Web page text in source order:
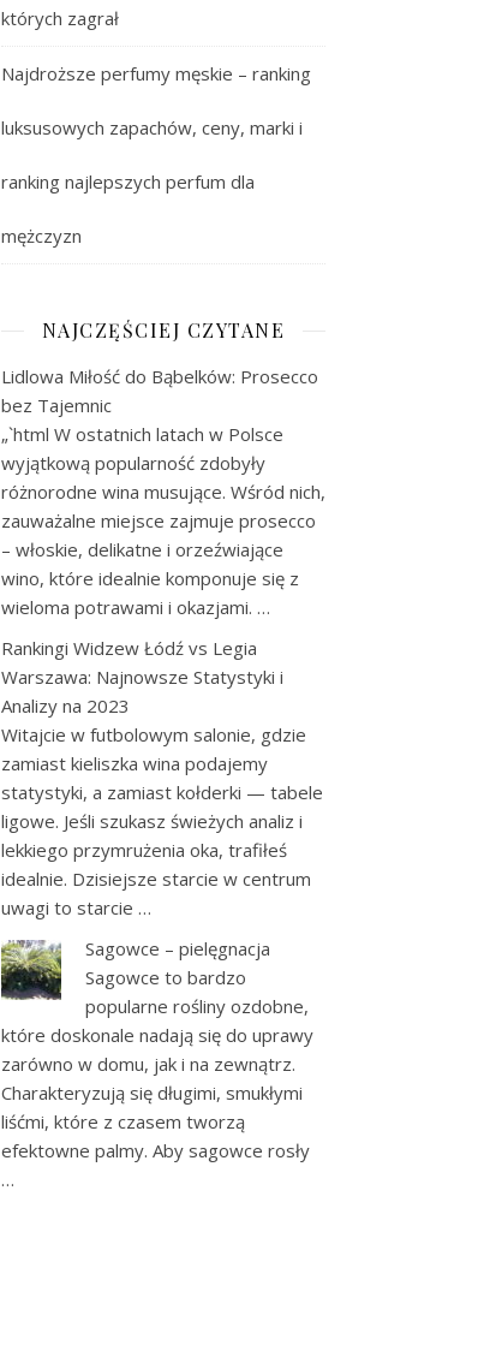
których zagrał
Najdroższe perfumy męskie – ranking
luksusowych zapachów, ceny, marki i
ranking najlepszych perfum dla
mężczyzn
NAJCZĘŚCIEJ CZYTANE
Lidlowa Miłość do Bąbelków: Prosecco
bez Tajemnic
„`html W ostatnich latach w Polsce
wyjątkową popularność zdobyły
różnorodne wina musujące. Wśród nich,
zauważalne miejsce zajmuje prosecco
– włoskie, delikatne i orzeźwiające
wino, które idealnie komponuje się z
wieloma potrawami i okazjami. …
Rankingi Widzew Łódź vs Legia
Warszawa: Najnowsze Statystyki i
Analizy na 2023
Witajcie w futbolowym salonie, gdzie
zamiast kieliszka wina podajemy
statystyki, a zamiast kołderki — tabele
ligowe. Jeśli szukasz świeżych analiz i
lekkiego przymrużenia oka, trafiłeś
idealnie. Dzisiejsze starcie w centrum
uwagi to starcie …
Sagowce – pielęgnacja
Sagowce to bardzo
popularne rośliny ozdobne,
które doskonale nadają się do uprawy
zarówno w domu, jak i na zewnątrz.
Charakteryzują się długimi, smukłymi
liśćmi, które z czasem tworzą
efektowne palmy. Aby sagowce rosły
…